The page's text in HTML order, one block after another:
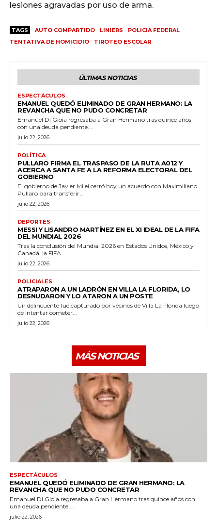
lesiones agravadas por uso de arma.
TAGS AUTO COMPARTIDO LINIERS
POLICIA FEDERAL
TENTATIVA DE HOMICIDIO
TIROTEO ESCOLAR
ÚLTIMAS NOTICIAS
ESPECTÁCULOS
EMANUEL QUEDÓ ELIMINADO DE GRAN HERMANO: LA
REVANCHA QUE NO PUDO CONCRETAR
Emanuel Di Gioia regresaba a Gran Hermano tras quince años
con una deuda pendiente....
julio 22, 2026
POLÍTICA
PULLARO FIRMA EL TRASPASO DE LA RUTA A012 Y
ACERCA A SANTA FE A LA REFORMA ELECTORAL DEL
GOBIERNO
El gobierno de Javier Milei cerró hoy un acuerdo con Maximiliano
Pullaro para transferir...
julio 22, 2026
DEPORTES
MESSI Y LISANDRO MARTÍNEZ EN EL XI IDEAL DE LA FIFA
DEL MUNDIAL 2026
Tras la conclusión del Mundial 2026 en Estados Unidos, México y
Canadá, la FIFA...
julio 22, 2026
POLICIALES
ATRAPARON A UN LADRÓN EN VILLA LA FLORIDA, LO
DESNUDARON Y LO ATARON A UN POSTE
Un delincuente fue capturado por vecinos de Villa La Florida luego
de intentar cometer...
julio 22, 2026
MÁS NOTICIAS
ESPECTÁCULOS
EMANUEL QUEDÓ ELIMINADO DE GRAN HERMANO: LA
REVANCHA QUE NO PUDO CONCRETAR
Emanuel Di Gioia regresaba a Gran Hermano tras quince años con
una deuda pendiente....
julio 22, 2026